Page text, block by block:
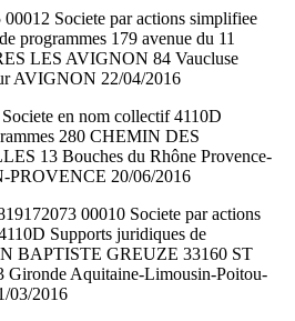
Societe par actions simplifiee
programmes 179 avenue du 11
LES AVIGNON 84 Vaucluse
AVIGNON 22/04/2016
en nom collectif 4110D
280 CHEMIN DES
13 Bouches du Rhône Provence-
PROVENCE 20/06/2016
00010 Societe par actions
Supports juridiques de
BAPTISTE GREUZE 33160 ST
Aquitaine-Limousin-Poitou-
03/2016